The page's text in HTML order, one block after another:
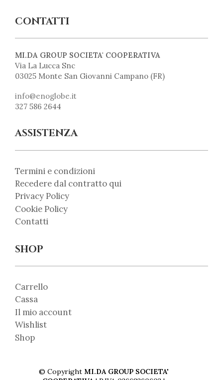
CONTATTI
MI.DA GROUP SOCIETA' COOPERATIVA
Via La Lucca Snc
03025 Monte San Giovanni Campano (FR)
info@enoglobe.it
327 586 2644
ASSISTENZA
Termini e condizioni
Recedere dal contratto qui
Privacy Policy
Cookie Policy
Contatti
SHOP
Carrello
Cassa
Il mio account
Wishlist
Shop
© Copyright MI.DA GROUP SOCIETA'